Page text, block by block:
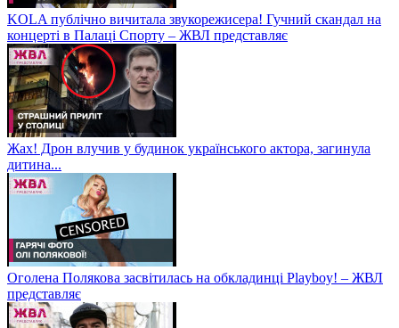
KOLA публічно вичитала звукорежисера! Гучний скандал на
концерті в Палаці Спорту – ЖВЛ представляє
Жах! Дрон влучив у будинок українського актора, загинула
дитина...
Оголена Полякова засвітилась на обкладинці Playboy! – ЖВЛ
представляє